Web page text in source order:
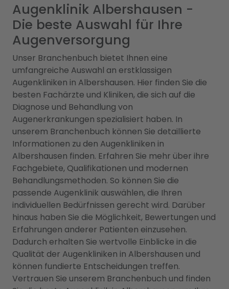
Augenklinik Albershausen -
Die beste Auswahl für Ihre
Augenversorgung
Unser Branchenbuch bietet Ihnen eine
umfangreiche Auswahl an erstklassigen
Augenkliniken in Albershausen. Hier finden Sie die
besten Fachärzte und Kliniken, die sich auf die
Diagnose und Behandlung von
Augenerkrankungen spezialisiert haben. In
unserem Branchenbuch können Sie detaillierte
Informationen zu den Augenkliniken in
Albershausen finden. Erfahren Sie mehr über ihre
Fachgebiete, Qualifikationen und modernen
Behandlungsmethoden. So können Sie die
passende Augenklinik auswählen, die Ihren
individuellen Bedürfnissen gerecht wird. Darüber
hinaus haben Sie die Möglichkeit, Bewertungen und
Erfahrungen anderer Patienten einzusehen.
Dadurch erhalten Sie wertvolle Einblicke in die
Qualität der Augenkliniken in Albershausen und
können fundierte Entscheidungen treffen.
Vertrauen Sie unserem Branchenbuch und finden